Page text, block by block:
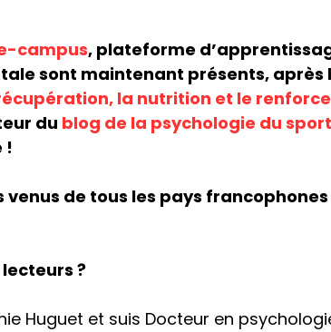
campus, plateforme
sont maintenant présents, après
la nutrition et le
du blog de la psychologie du sport
!
de tous les pays
?
Huguet et suis Docteur en